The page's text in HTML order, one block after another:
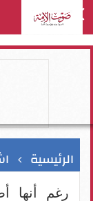
الرئيسية
رغم أنها